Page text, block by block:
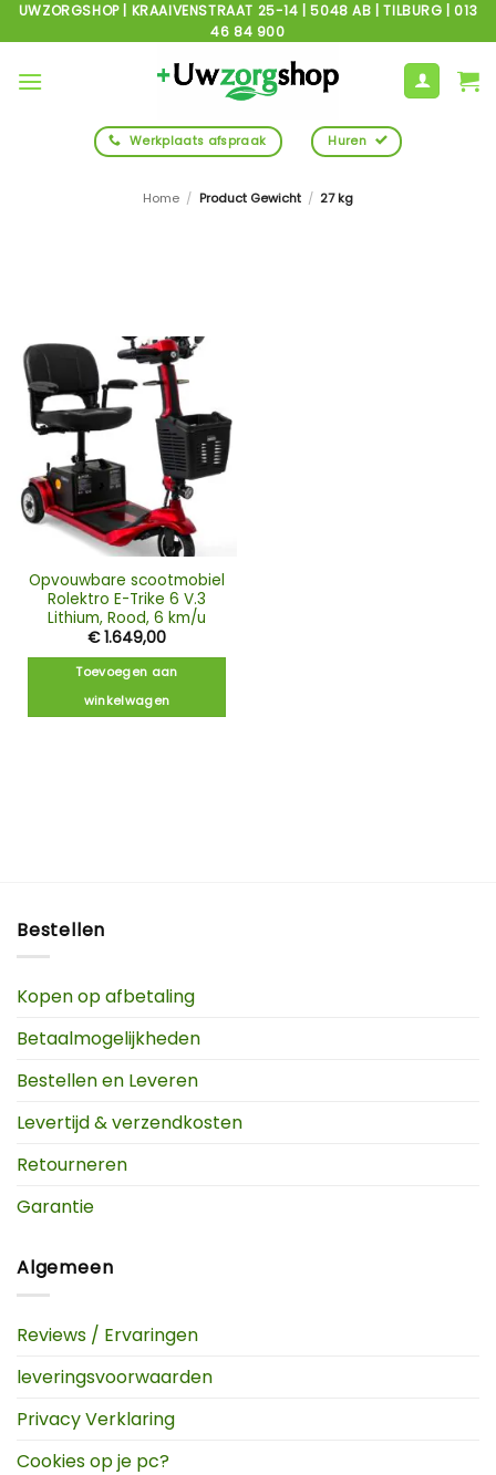
Ga
naar
inhoud
UWZORGSHOP | KRAAIVENSTRAAT 25-14 | 5048 AB | TILBURG | 013
46 84 900
Werkplaats afspraak Huren
Home / Product Gewicht / 27 kg
Opvouwbare scootmobiel
Rolektro E-Trike 6 V.3
Lithium, Rood, 6 km/u
€1.649,00
Toevoegen aan
winkelwagen
Bestellen
Kopen op afbetaling
Betaalmogelijkheden
Bestellen en Leveren
Levertijd & verzendkosten
Retourneren
Garantie
Algemeen
Reviews / Ervaringen
leveringsvoorwaarden
Privacy Verklaring
Cookies op je pc?